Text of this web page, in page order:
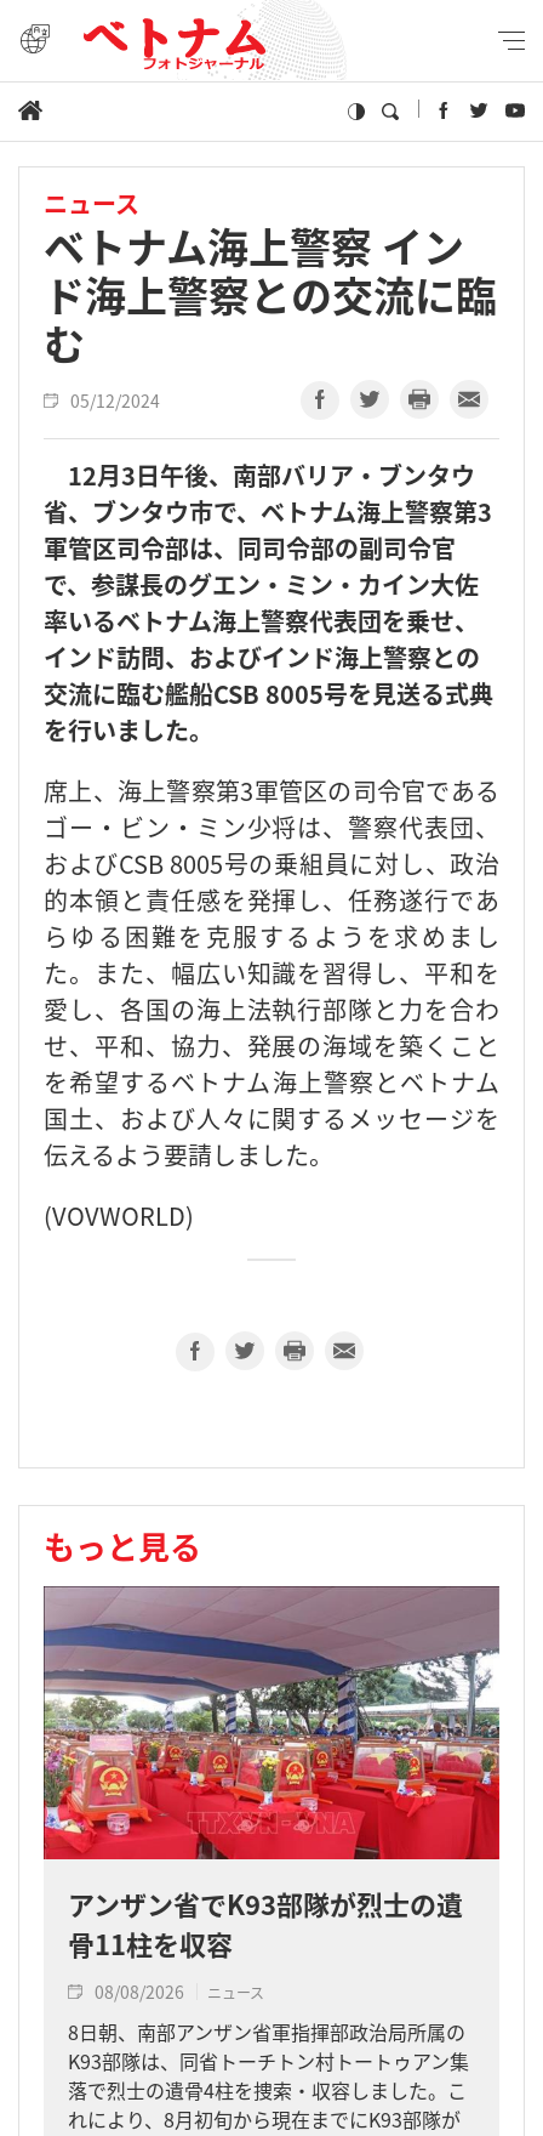
ニュース
ベトナム海上警察 イン
ド海上警察との交流に臨
む
05/12/2024
12月3日午後、南部バリア・ブンタウ
省、ブンタウ市で、ベトナム海上警察第3
軍管区司令部は、同司令部の副司令官
で、参謀長のグエン・ミン・カイン大佐
率いるベトナム海上警察代表団を乗せ、
インド訪問、およびインド海上警察との
交流に臨む艦船CSB 8005号を見送る式典
を行いました。
席上、海上警察第3軍管区の司令官である
ゴー・ビン・ミン少将は、警察代表団、
およびCSB 8005号の乗組員に対し、政治
的本領と責任感を発揮し、任務遂行であ
らゆる困難を克服するようを求めまし
た。また、幅広い知識を習得し、平和を
愛し、各国の海上法執行部隊と力を合わ
せ、平和、協力、発展の海域を築くこと
を希望するベトナム海上警察とベトナム
国土、および人々に関するメッセージを
伝えるよう要請しました。
(VOVWORLD)
もっと見る
アンザン省でK93部隊が烈士の遺
骨11柱を収容
08/08/2026 ニュース
8日朝、南部アンザン省軍指揮部政治局所属の
K93部隊は、同省トーチトン村トートゥアン集
落で烈士の遺骨4柱を捜索・収容しました。こ
れにより、8月初旬から現在までにK93部隊が